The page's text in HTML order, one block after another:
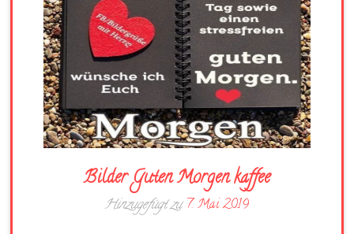
Bilder Guten Morgen kaffee
Hinzugefügt zu7. Mai 2019